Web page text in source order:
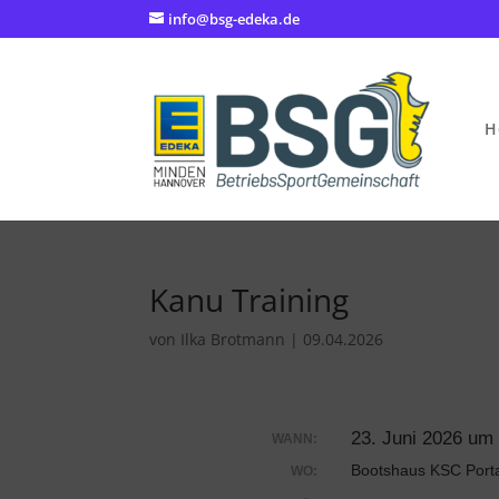
info@bsg-edeka.de
Kanu Training
von Ilka Brotmann | 09.04.2026
WANN: 23. Juni 2026
WO: Bootshaus KSC